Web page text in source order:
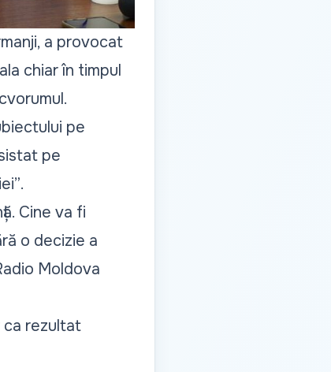
a provocat
chiar în timpul
pe
pe
.
Cine va fi
o decizie a
Moldova
ca rezultat